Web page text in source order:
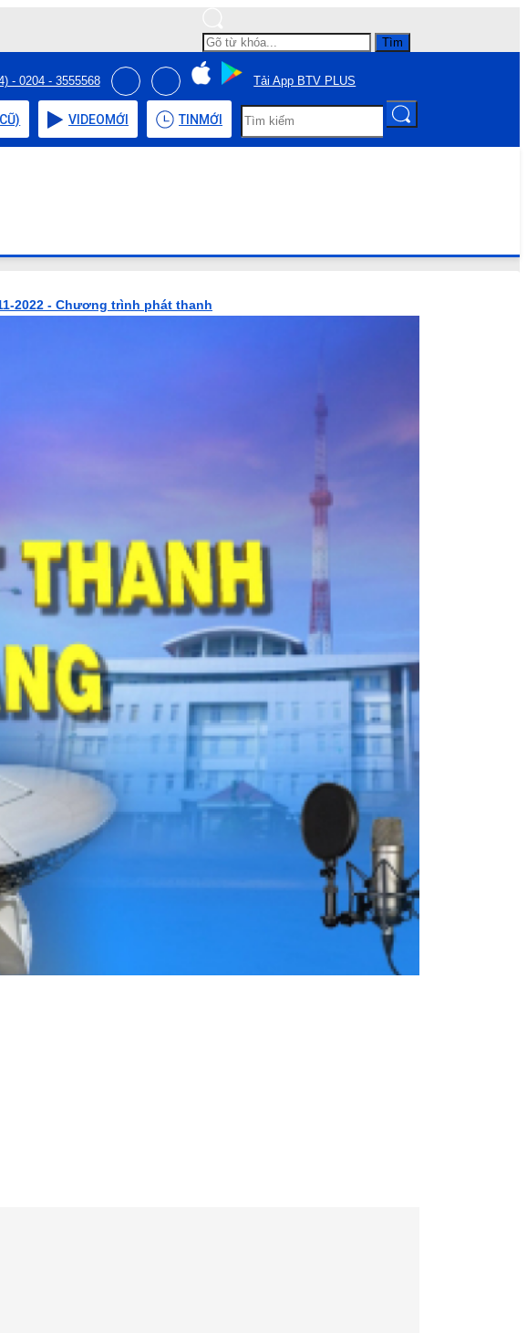
Tìm
- 0204 - 3555568 Tải App BTV PLUS
VIDEOMỚI TIN MỚI
2022 - Chương trình phát thanh